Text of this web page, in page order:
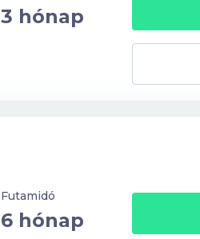
3 hónap
Futamidó
6 hónap